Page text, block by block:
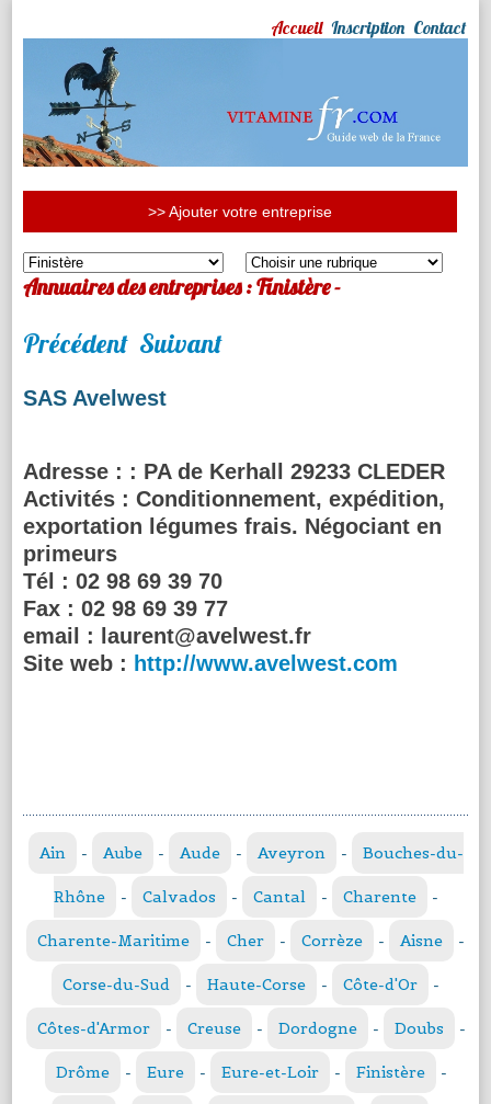
Accueil Inscription Contact
>> Ajouter votre entreprise
Annuaires des entreprises : Finistère -
Précédent Suivant
SAS Avelwest
Adresse : : PA de Kerhall 29233 CLEDER
Activités : Conditionnement, expédition,
exportation légumes frais. Négociant en
primeurs
Tél : 02 98 69 39 70
Fax : 02 98 69 39 77
email :
laurent@avelwest.fr
Site web : http://www.avelwest.com
Ain - Aube - Aude - Aveyron - Bouches-du-
Rhône - Calvados - Cantal - Charente -
Charente-Maritime - Cher - Corrèze - Aisne -
Corse-du-Sud - Haute-Corse - Côte-d'Or -
Côtes-d'Armor - Creuse - Dordogne - Doubs -
Drôme - Eure - Eure-et-Loir - Finistère -